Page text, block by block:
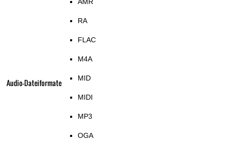
Audio-Dateiformate
RA
FLAC
M4A
MID
MIDI
MP3
OGA